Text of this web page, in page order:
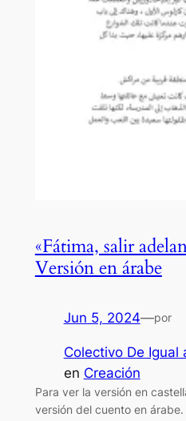
«Fátima, salir
Versión en árabe
Jun 5, 2024—por
Colectivo De Igual
en Creación
Para ver la versión en
versión del cuento en